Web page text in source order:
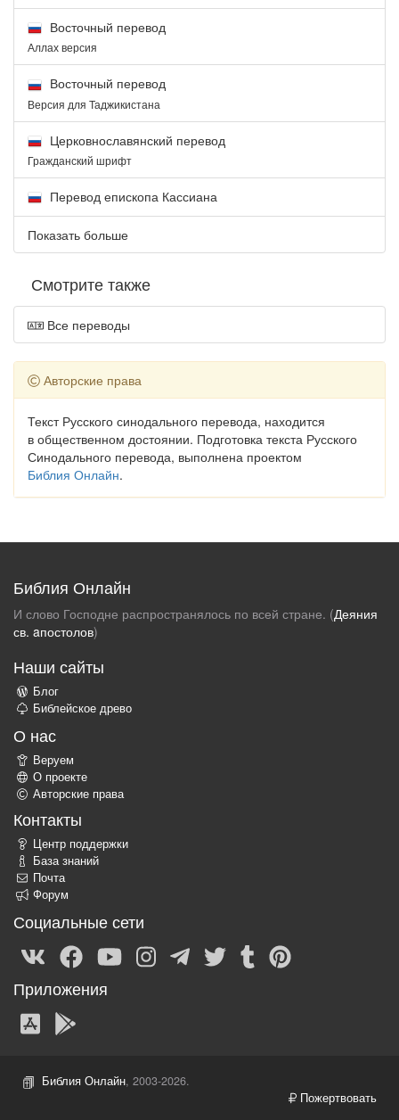
Восточный перевод
Аллах версия
Восточный перевод
Версия для Таджикистана
Церковнославянский перевод
Гражданский шрифт
Перевод епископа Кассиана
Показать больше
Смотрите также
Все переводы
Авторские права
Текст Русского синодального перевода, находится
в общественном достоянии. Подготовка текста Русского
Синодального перевода, выполнена проектом
Библия Онлайн.
Библия Онлайн
И слово Господне распространялось по всей стране. (Деяния
св. aпостолов)
Наши сайты
Блог
Библейское древо
О нас
Веруем
О проекте
Авторские права
Контакты
Центр поддержки
База знаний
Почта
Форум
Социальные сети
Приложения
Библия Онлайн, 2003-2026.
Пожертвовать